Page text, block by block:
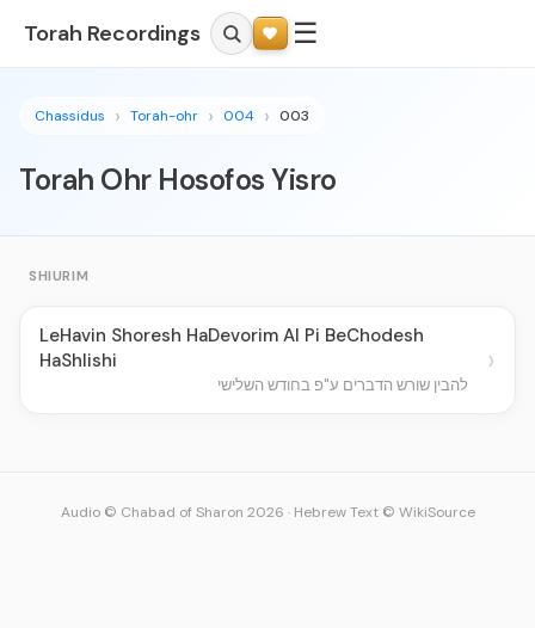
Torah Recordings ☰
Chassidus Torah-ohr 004 003
Torah Ohr Hosofos Yisro
SHIURIM
LeHavin Shoresh HaDevorim Al Pi BeChodesh
HaShlishi
להבין שורש הדברים ע"פ בחודש השלישי
›
Audio © Chabad of Sharon 2026 · Hebrew Text © WikiSource